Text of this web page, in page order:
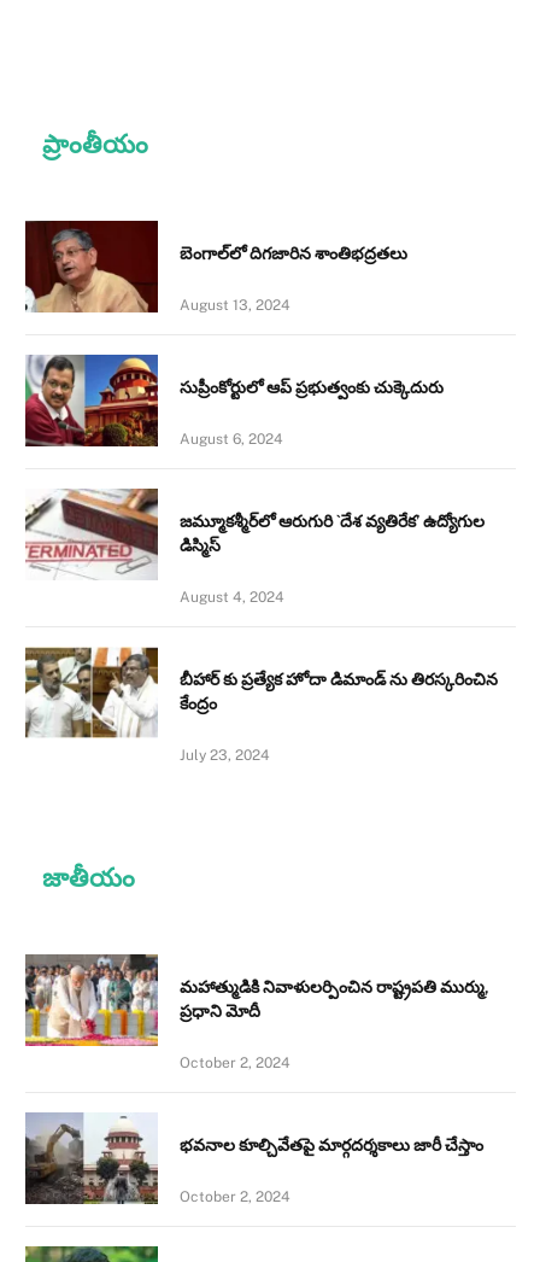
ప్రాంతీయం
బెంగాల్‌లో దిగజారిన శాంతిభద్రతలు
August 13, 2024
సుప్రీంకోర్టులో ఆప్ ప్రభుత్వంకు చుక్కెదురు
August 6, 2024
జమ్మూకశ్మీర్‌లో ఆరుగురి `దేశ వ్యతిరేక’ ఉద్యోగుల
డిస్మిస్‌
August 4, 2024
బీహార్ కు ప్రత్యేక హోదా డిమాండ్ ను తిరస్కరించిన
కేంద్రం
July 23, 2024
జాతీయం
మహాత్ముడికి నివాళులర్పించిన రాష్ట్రపతి ముర్ము,
ప్రధాని మోదీ
October 2, 2024
భవనాల కూల్చివేతపై మార్గదర్శకాలు జారీ చేస్తాం
October 2, 2024